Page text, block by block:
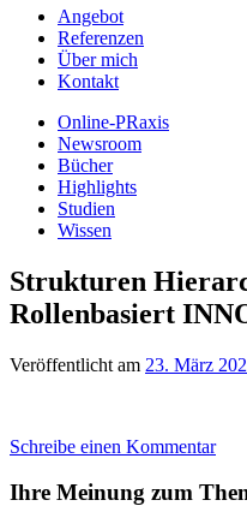
Angebot
Referenzen
Über mich
Kontakt
Online-PRaxis
Newsroom
Bücher
Highlights
Studien
Wissen
Strukturen
Rollenbasiert
Veröffentlicht am 23. März
Schreibe einen Kommentar
Ihre Meinung zum